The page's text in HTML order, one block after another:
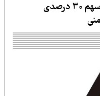
یزد از خط قرمز گرما عبور کرد؛ سهم ۳۰ درصدی